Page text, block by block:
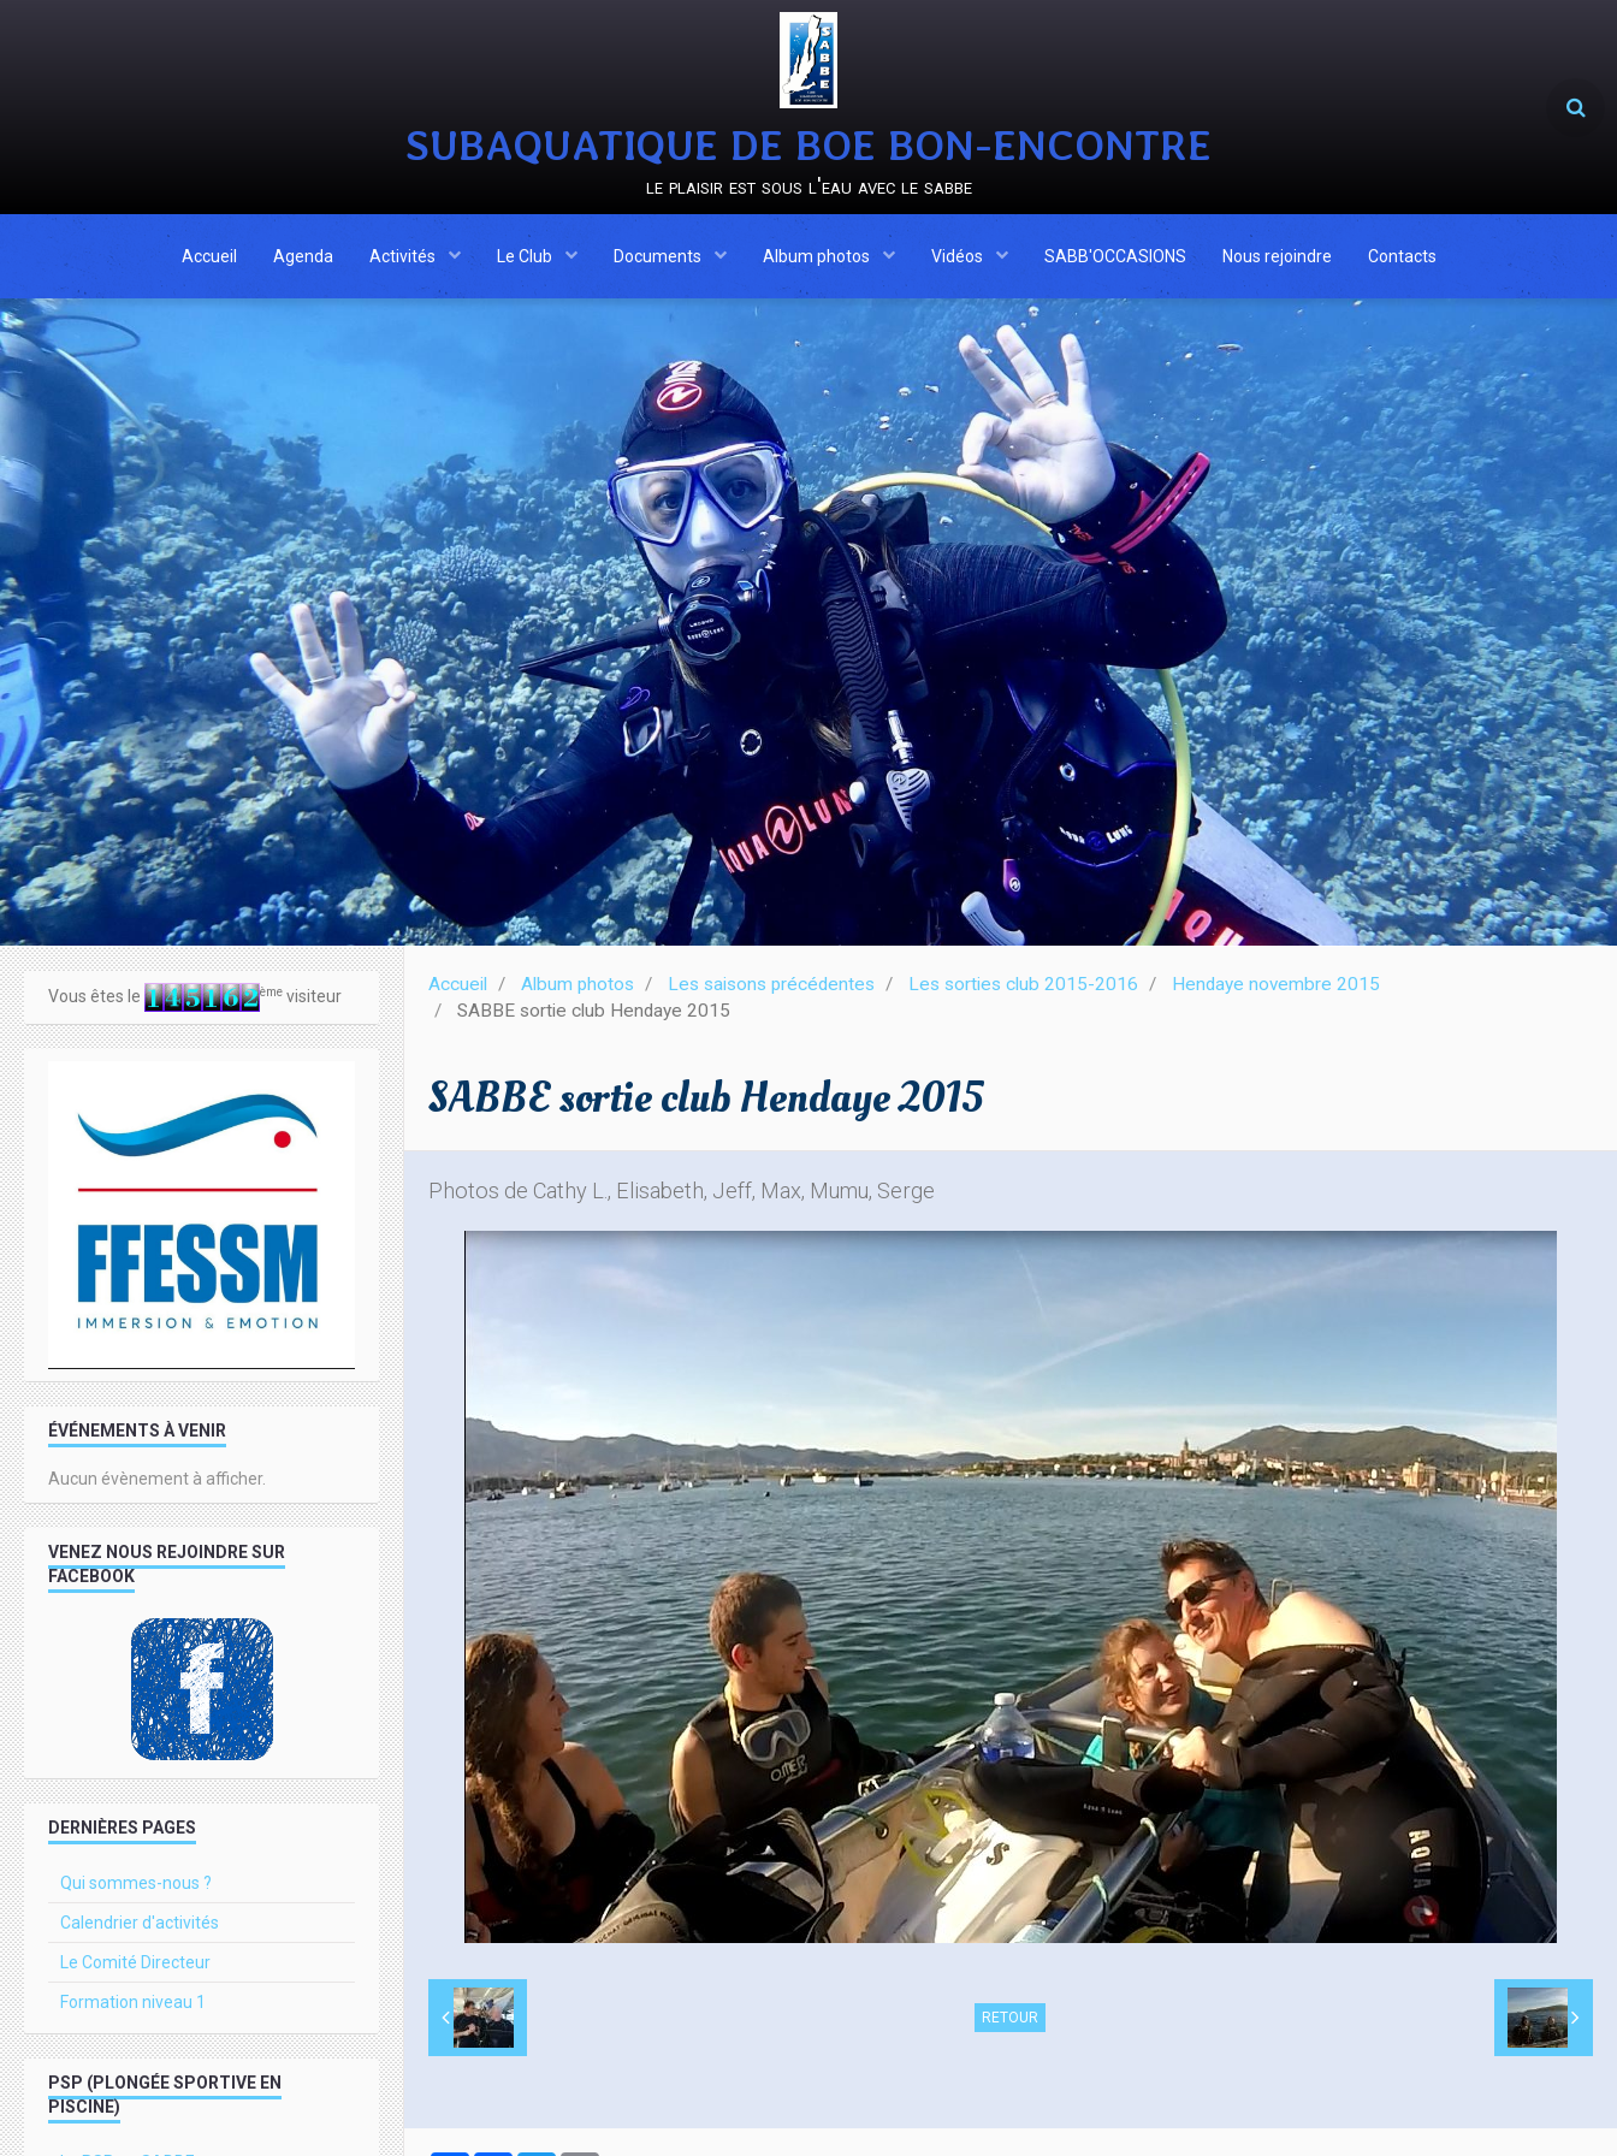
SUBAQUATIQUE DE BOE BON-ENCONTRE
le plaisir est sous l'eau avec le sabbe
Accueil Agenda Activités Le Club Documents Album photos Vidéos SABB'OCCASIONS Nous rejoindre Contacts
Accueil Album photos Les saisons précédentes Les sorties club 2015-2016
Hendaye novembre 2015
SABBE sortie club Hendaye 2015
SABBE sortie club Hendaye 2015
Photos de Cathy L., Elisabeth, Jeff, Max, Mumu, Serge
RETOUR
Vous êtes le ème visiteur
ÉVÉNEMENTS À VENIR
Aucun évènement à afficher.
VENEZ NOUS REJOINDRE SUR
FACEBOOK
DERNIÈRES PAGES
Qui sommes-nous ?
Calendrier d'activités
Le Comité Directeur
Formation niveau 1
PSP (PLONGÉE SPORTIVE EN
PISCINE)